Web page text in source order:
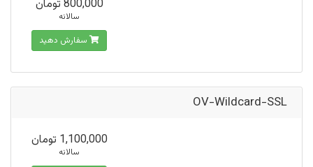
800,000 تومان
سالانه
سفارش دهید
OV-Wildcard-SSL
1,100,000 تومان
سالانه